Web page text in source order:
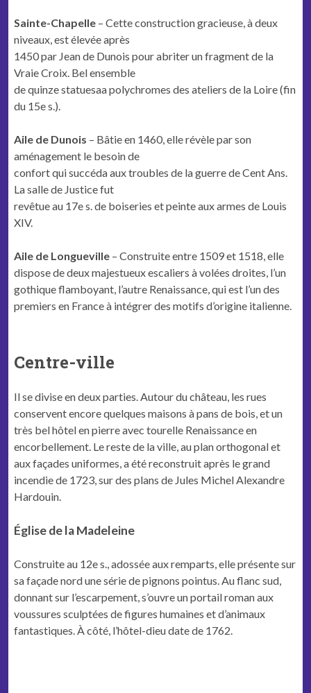
Sainte-Chapelle – Cette construction gracieuse, à deux
niveaux, est élevée après
1450 par Jean de Dunois pour abriter un fragment de la
Vraie Croix. Bel ensemble
de quinze statuesaa polychromes des ateliers de la Loire (fin
du 15e s.).
Aile de Dunois – Bâtie en 1460, elle révèle par son
aménagement le besoin de
confort qui succéda aux troubles de la guerre de Cent Ans.
La salle de Justice fut
revêtue au 17e s. de boiseries et peinte aux armes de Louis
XIV.
Aile de Longueville – Construite entre 1509 et 1518, elle
dispose de deux majestueux escaliers à volées droites, l’un
gothique flamboyant, l’autre Renaissance, qui est l’un des
premiers en France à intégrer des motifs d’origine italienne.
Centre-ville
Il se divise en deux parties. Autour du château, les rues
conservent encore quelques maisons à pans de bois, et un
très bel hôtel en pierre avec tourelle Renaissance en
encorbellement. Le reste de la ville, au plan orthogonal et
aux façades uniformes, a été reconstruit après le grand
incendie de 1723, sur des plans de Jules Michel Alexandre
Hardouin.
Église de la Madeleine
Construite au 12e s., adossée aux remparts, elle présente sur
sa façade nord une série de pignons pointus. Au flanc sud,
donnant sur l’escarpement, s’ouvre un portail roman aux
voussures sculptées de figures humaines et d’animaux
fantastiques. À côté, l’hôtel-dieu date de 1762.